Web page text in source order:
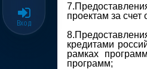
Вход
проектам за счет
кредитами
рамках
программ;